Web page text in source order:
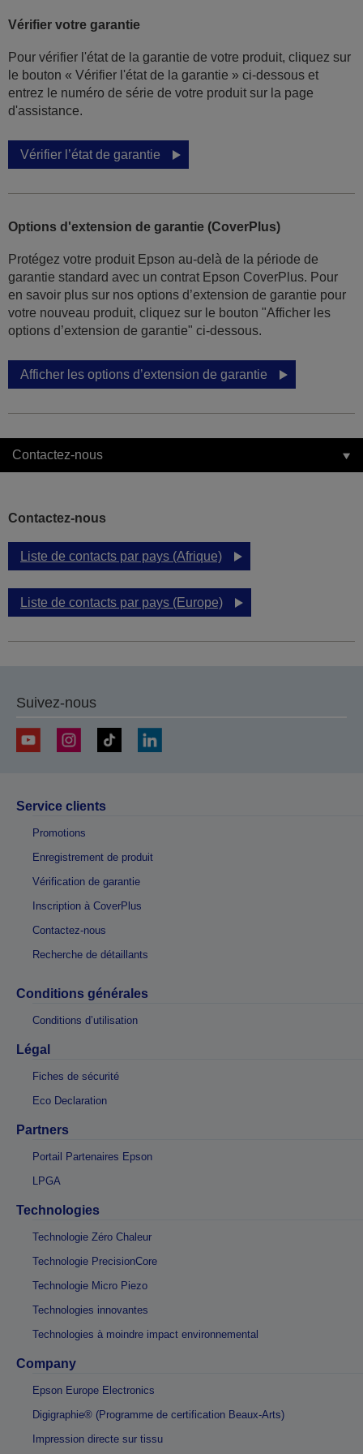
Vérifier votre garantie
Pour vérifier l'état de la garantie de votre produit, cliquez sur
le bouton « Vérifier l'état de la garantie » ci-dessous et
entrez le numéro de série de votre produit sur la page
d'assistance.
Vérifier l’état de garantie
Options d'extension de garantie (CoverPlus)
Protégez votre produit Epson au-delà de la période de
garantie standard avec un contrat Epson CoverPlus. Pour
en savoir plus sur nos options d’extension de garantie pour
votre nouveau produit, cliquez sur le bouton "Afficher les
options d’extension de garantie" ci-dessous.
Afficher les options d’extension de garantie
Contactez-nous
Contactez-nous
Liste de contacts par pays (Afrique)
Liste de contacts par pays (Europe)
Suivez-nous
Service clients
Promotions
Enregistrement de produit
Vérification de garantie
Inscription à CoverPlus
Contactez-nous
Recherche de détaillants
Conditions générales
Conditions d’utilisation
Légal
Fiches de sécurité
Eco Declaration
Partners
Portail Partenaires Epson
LPGA
Technologies
Technologie Zéro Chaleur
Technologie PrecisionCore
Technologie Micro Piezo
Technologies innovantes
Technologies à moindre impact environnemental
Company
Epson Europe Electronics
Digigraphie® (Programme de certification Beaux-Arts)
Impression directe sur tissu